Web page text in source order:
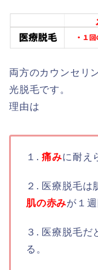
両方のカウンセリ
光脱毛です。
理由は
１.痛みに耐え
２. 医療脱毛は
肌の赤みが１
３. 医療脱毛だ
る。